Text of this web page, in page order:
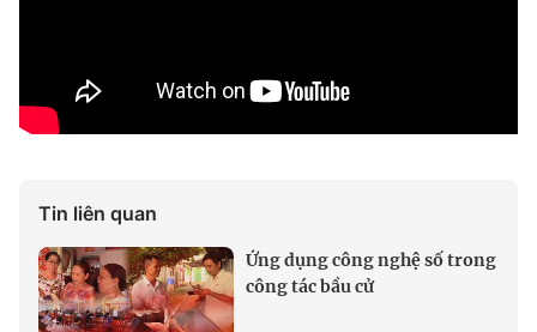
Tin liên quan
Ứng dụng công nghệ số trong
công tác bầu cử